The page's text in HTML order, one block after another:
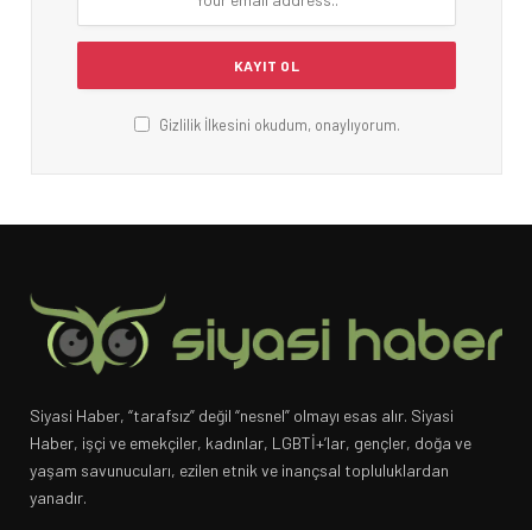
Gizlilik İlkesini okudum, onaylıyorum.
Siyasi Haber, “tarafsız” değil “nesnel” olmayı esas alır. Siyasi
Haber, işçi ve emekçiler, kadınlar, LGBTİ+’lar, gençler, doğa ve
yaşam savunucuları, ezilen etnik ve inançsal topluluklardan
yanadır.